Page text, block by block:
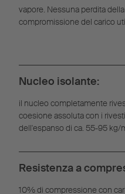
vapore. Nessuna perdita
compromissione del carico
Nucleo isolante:
il nucleo completamente
coesione assoluta con i
dell'espanso di ca. 55-95 kg/
Resistenza a
10% di compressione con